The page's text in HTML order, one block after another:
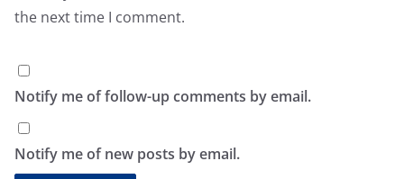
the next time I comment.
Notify me of follow-up comments by email.
Notify me of new posts by email.